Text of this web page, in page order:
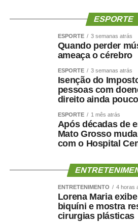
qualidade de vida da população”,
Os 34º Jogos Olímpicos de Sinop
Paralímpicos de Sinop integram a
Festeja Sinop 2026. Promovido
o Festeja Sinop 2026 será
de setembro, em celebração aos
município. O calendário oficial das
divulgado nos próximos dias pela
COMENTE ABAIXO:
WhatsApp
Facebook
Twitter
ESPORTE
ESPORTE 3 semanas atrás
Quando perder
ameaça o cérebro
ESPORTE 3 semanas atrás
Isenção do
pessoas com
direito ainda
ESPORTE 1 mês atrás
Após décadas de
Mato Grosso
com o Hospital
ENTRETENIMENTO 4 horas
Lorena Maria
biquíni e mostra
cirurgias plásticas